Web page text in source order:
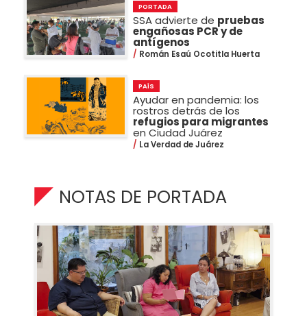
PORTADA
SSA advierte de pruebas
engañosas PCR y de
antígenos
Román Esaú Ocotitla Huerta
PAÍS
Ayudar en pandemia: los
rostros detrás de los
refugios para migrantes
en Ciudad Juárez
La Verdad de Juárez
NOTAS DE PORTADA